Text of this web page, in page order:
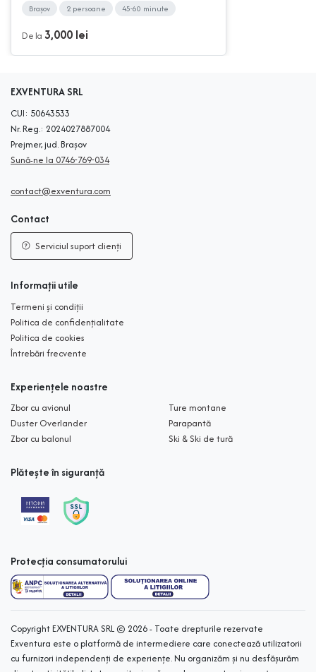
Brașov 2 persoane 45-60 minute
De la 3,000 lei
EXVENTURA SRL
CUI: 50643533
Nr. Reg.: 2024027887004
Prejmer, jud. Brașov
Sună-ne la 0746-769-034
contact@exventura.com
Contact
Serviciul suport clienți
Informații utile
Termeni și condiții
Politica de confidențialitate
Politica de cookies
Întrebări frecvente
Experiențele noastre
Zbor cu avionul
Ture montane
Duster Overlander
Parapantă
Zbor cu balonul
Ski & Ski de tură
Plătește în siguranță
Protecția consumatorului
Copyright EXVENTURA SRL © 2026 - Toate drepturile rezervate
Exventura este o platformă de intermediere care conectează utilizatorii
cu furnizori independenți de experiențe. Nu organizăm și nu desfășurăm